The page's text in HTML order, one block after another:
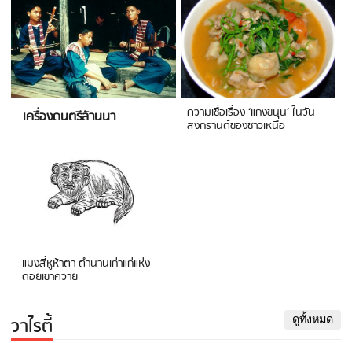
เครื่องดนตรีล้านนา ความเชื่อเรื่อง ‘แกงขนุน’ ในวัน
สงกรานต์ของชาวเหนือ
แมงสี่หูห้าตา ตำนานเก่าแก่แห่ง
ดอยเขาควาย
วาไรตี้ ดูทั้งหมด